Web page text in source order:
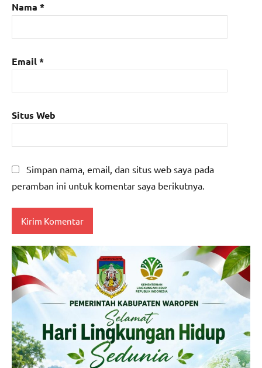
Nama *
Email*
Situs Web
Simpan nama, email, dan situs web saya pada
peramban ini untuk komentar saya berikutnya.